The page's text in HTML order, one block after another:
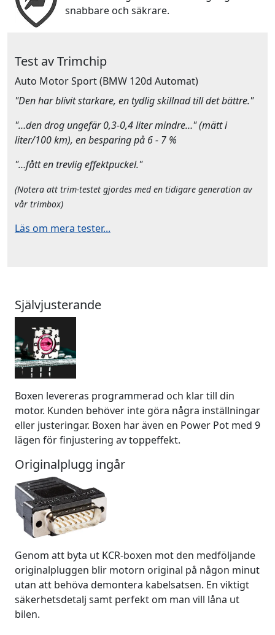
snabbare och säkrare.
Test av Trimchip
Auto Motor Sport(BMW 120d Automat)
"Den har blivit starkare, en tydlig skillnad till det bättre."
"…den drog ungefär 0,3-0,4 liter mindre…" (mätt i
liter/100 km), en besparing på 6 - 7 %
"…fått en trevlig effektpuckel."
(Notera att trim-testet gjordes med en tidigare generation av
vår trimbox)
Läs om mera tester...
Självjusterande
Boxen levereras programmerad och klar till din
motor. Kunden behöver inte göra några inställningar
eller justeringar. Boxen har även en Power Pot med 9
lägen för finjustering av toppeffekt.
Originalplugg ingår
Genom att byta ut KCR-boxen mot den medföljande
originalpluggen blir motorn original på någon minut
utan att behöva demontera kabelsatsen. En viktigt
säkerhetsdetalj samt perfekt om man vill låna ut
bilen.